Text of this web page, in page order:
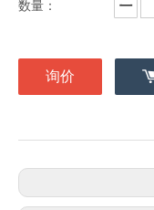
数量：
询价